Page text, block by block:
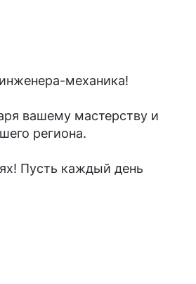
механика!
вашему мастерству и
региона.
Пусть каждый день